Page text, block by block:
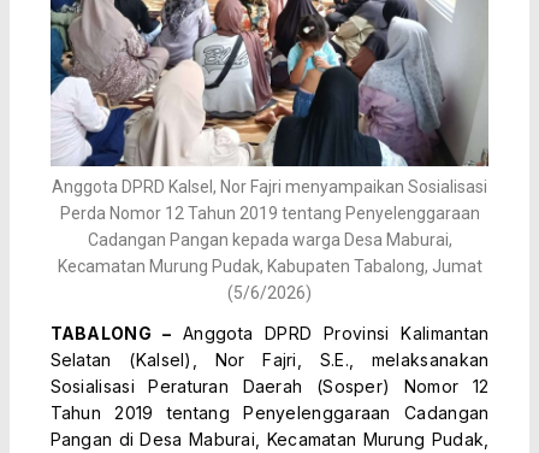
Anggota DPRD Kalsel, Nor Fajri menyampaikan Sosialisasi
Perda Nomor 12 Tahun 2019 tentang Penyelenggaraan
Cadangan Pangan kepada warga Desa Maburai,
Kecamatan Murung Pudak, Kabupaten Tabalong, Jumat
(5/6/2026)
TABALONG – Anggota DPRD Provinsi Kalimantan
Selatan (Kalsel), Nor Fajri, S.E., melaksanakan
Sosialisasi Peraturan Daerah (Sosper) Nomor 12
Tahun 2019 tentang Penyelenggaraan Cadangan
Pangan di Desa Maburai, Kecamatan Murung Pudak,